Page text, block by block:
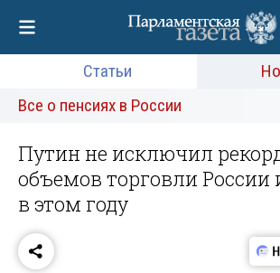
Статьи
Все о пенсиях в России
Путин не исключил
объемов торговли
в этом году